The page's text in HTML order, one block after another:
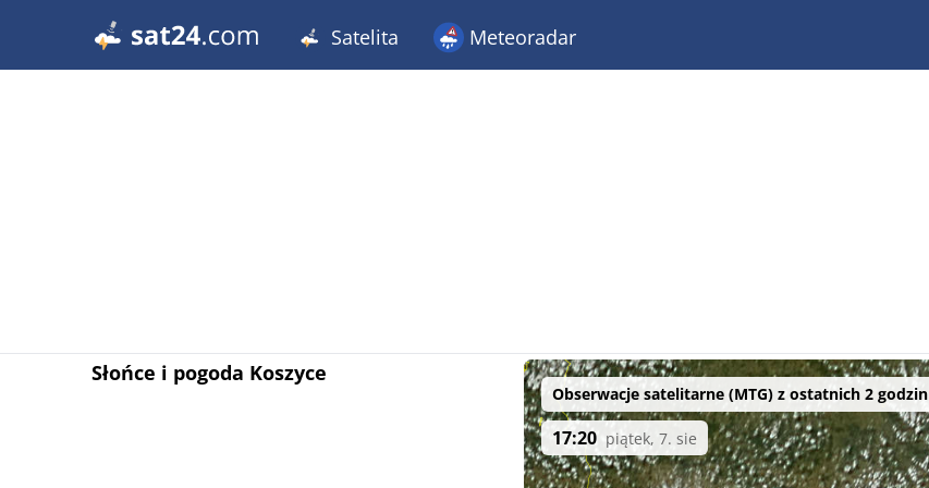
Satelita Meteoradar
Słońce i pogoda Koszyce
Obserwacje satelitarne (MTG) z ostatnich 2 godzin
17:20 piątek, 7. sie